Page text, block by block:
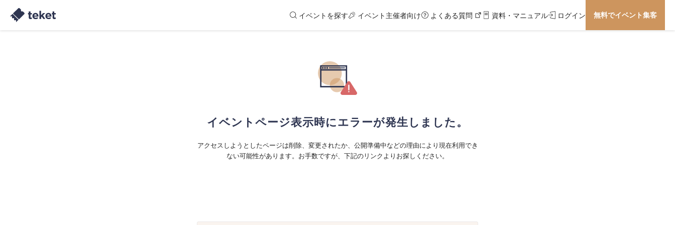
イベントを探す イベント主催者向け よくある質問 資料・マニュアル ログイン 無料でイベント集客
イベントページ表示時にエラーが発生しました。
アクセスしようとしたページは削除、変更されたか、公開準備中などの理由により現在利用でき
ない可能性があります。お手数ですが、下記のリンクよりお探しください。